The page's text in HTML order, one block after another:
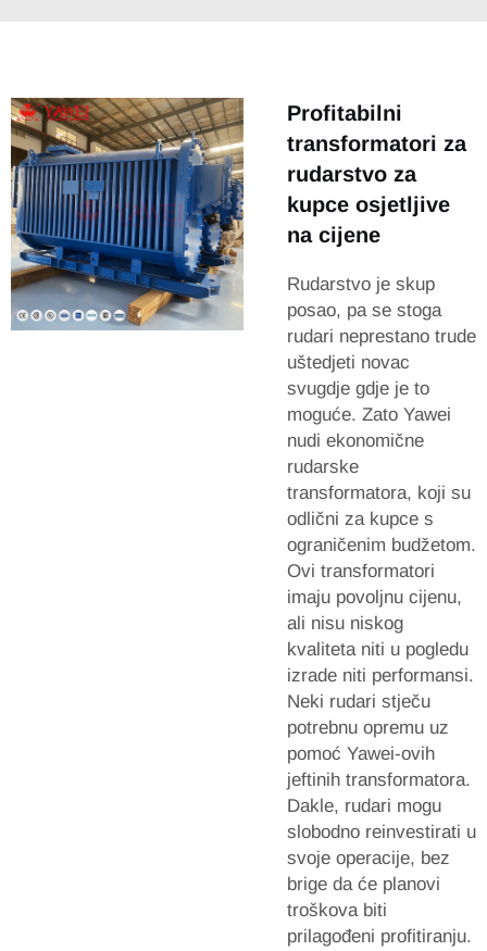
Profitabilni
transformatori za
rudarstvo za
kupce osjetljive
na cijene
Rudarstvo je skup
posao, pa se stoga
rudari neprestano trude
uštedjeti novac
svugdje gdje je to
moguće. Zato Yawei
nudi ekonomične
rudarske
transformatora, koji su
odlični za kupce s
ograničenim budžetom.
Ovi transformatori
imaju povoljnu cijenu,
ali nisu niskog
kvaliteta niti u pogledu
izrade niti performansi.
Neki rudari stječu
potrebnu opremu uz
pomoć Yawei-ovih
jeftinih transformatora.
Dakle, rudari mogu
slobodno reinvestirati u
svoje operacije, bez
brige da će planovi
troškova biti
prilagođeni profitiranju.